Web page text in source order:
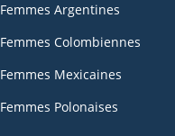
Femmes Argentines
Femmes Colombiennes
Femmes Mexicaines
Femmes Polonaises